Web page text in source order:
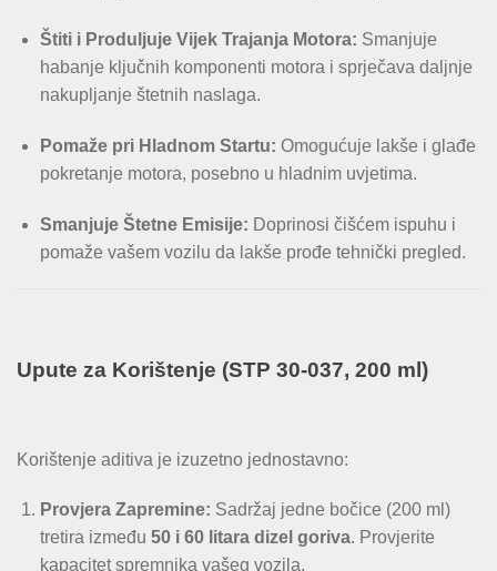
Štiti i Produljuje Vijek Trajanja Motora: Smanjuje
habanje ključnih komponenti motora i sprječava daljnje
nakupljanje štetnih naslaga.
Pomaže pri Hladnom Startu: Omogućuje lakše i glađe
pokretanje motora, posebno u hladnim uvjetima.
Smanjuje Štetne Emisije: Doprinosi čišćem ispuhu i
pomaže vašem vozilu da lakše prođe tehnički pregled.
Upute za Korištenje (STP 30-037, 200 ml)
Korištenje aditiva je izuzetno jednostavno:
Provjera Zapremine: Sadržaj jedne bočice (200 ml)
tretira između 50 i 60 litara dizel goriva. Provjerite
kapacitet spremnika vašeg vozila.